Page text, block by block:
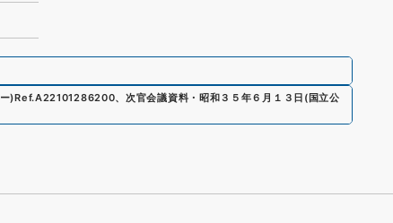
)Ref.A22101286200、次官会議資料・昭和３５年６月１３日 ( 国立公